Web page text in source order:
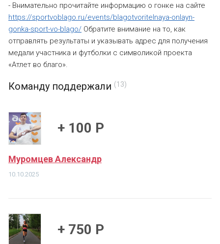
- Внимательно прочитайте информацию о гонке на сайте
https://sportvoblago.ru/events/blagotvoritelnaya-onlayn-
gonka-sport-vo-blago/ Обратите внимание на то, как
отправлять результаты и указывать адрес для получения
медали участника и футболки с символикой проекта
«Атлет во благо».
Команду поддержали (13)
Муромцев Александр
10.10.2025
+ 100 Р
+ 750 Р